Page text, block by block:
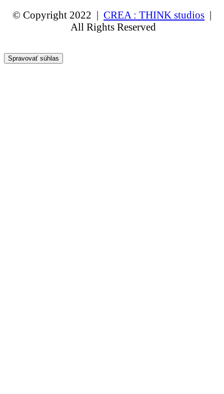
© Copyright 2022 | CREA : THINK studios |
All Rights Reserved
Spravovať súhlas